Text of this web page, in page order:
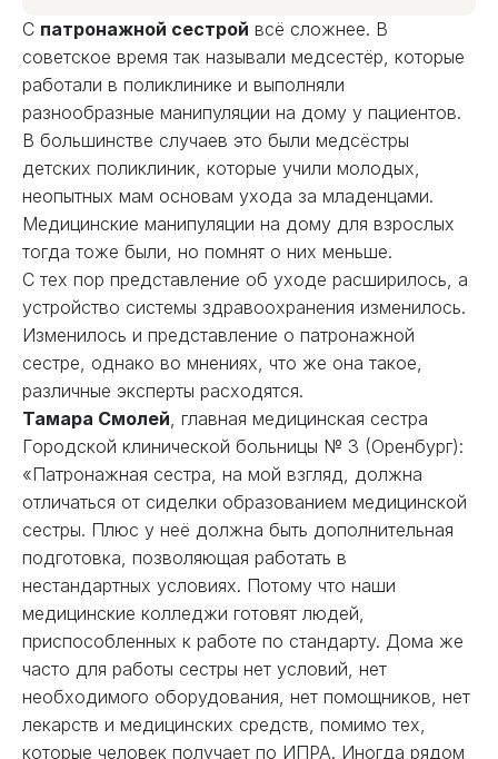
С патронажной сестрой всё сложнее. В
советское время так называли медсестёр, которые
работали в поликлинике и выполняли
разнообразные манипуляции на дому у пациентов.
В большинстве случаев это были медсёстры
детских поликлиник, которые учили молодых,
неопытных мам основам ухода за младенцами.
Медицинские манипуляции на дому для взрослых
тогда тоже были, но помнят о них меньше.
С тех пор представление об уходе расширилось, а
устройство системы здравоохранения изменилось.
Изменилось и представление о патронажной
сестре, однако во мнениях, что же она такое,
различные эксперты расходятся.
Тамара Смолей, главная медицинская сестра
Городской клинической больницы № 3 (Оренбург):
«Патронажная сестра, на мой взгляд, должна
отличаться от сиделки образованием медицинской
сестры. Плюс у неё должна быть дополнительная
подготовка, позволяющая работать в
нестандартных условиях. Потому что наши
медицинские колледжи готовят людей,
приспособленных к работе по стандарту. Дома же
часто для работы сестры нет условий, нет
необходимого оборудования, нет помощников, нет
лекарств и медицинских средств, помимо тех,
которые человек получает по ИПРА. Иногда рядом